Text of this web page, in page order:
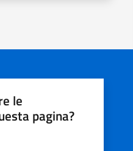
le
pagina?